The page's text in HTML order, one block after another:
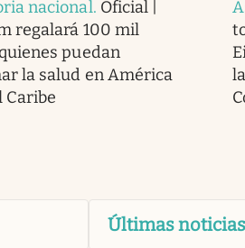
nacional. Oficial |
regalará 100 mil
puedan
la salud en América
Caribe
Últimas noticias